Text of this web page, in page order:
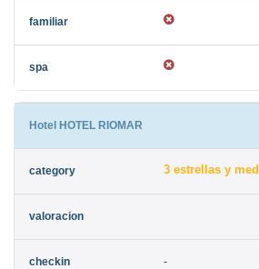
Hotel HOTEL RIOMAR
3 estrellas y
-